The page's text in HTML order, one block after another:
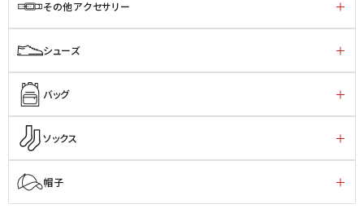
その他アクセサリー
シューズ
バッグ
ソックス
帽子